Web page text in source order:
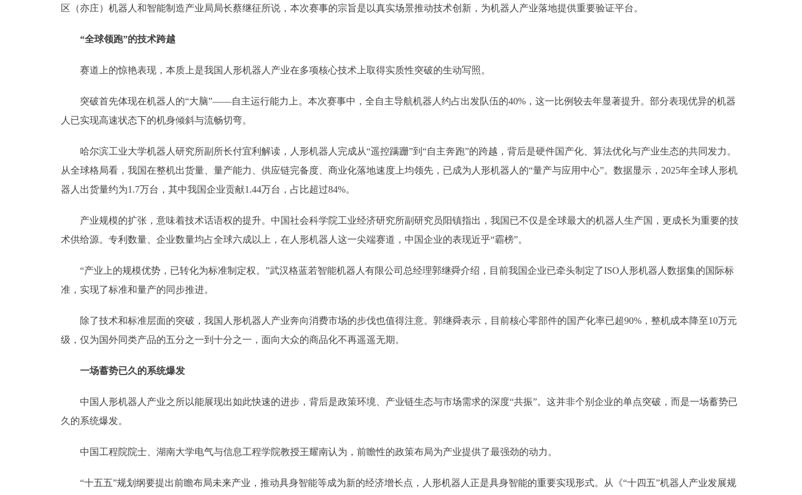
区（亦庄）机器人和智能制造产业局局长蔡继征所说，本次赛事的宗旨是以真实场景推动技术创新，为机器人产业落地提供重要验证平台。
“全球领跑”的技术跨越
赛道上的惊艳表现，本质上是我国人形机器人产业在多项核心技术上取得实质性突破的生动写照。
突破首先体现在机器人的“大脑”——自主运行能力上。本次赛事中，全自主导航机器人约占出发队伍的40%，这一比例较去年显著提升。部分表现优异的机器
人已实现高速状态下的机身倾斜与流畅切弯。
哈尔滨工业大学机器人研究所副所长付宜利解读，人形机器人完成从“遥控蹒跚”到“自主奔跑”的跨越，背后是硬件国产化、算法优化与产业生态的共同发力。
从全球格局看，我国在整机出货量、量产能力、供应链完备度、商业化落地速度上均领先，已成为人形机器人的“量产与应用中心”。数据显示，2025年全球人形机
器人出货量约为1.7万台，其中我国企业贡献1.44万台，占比超过84%。
产业规模的扩张，意味着技术话语权的提升。中国社会科学院工业经济研究所副研究员阳镇指出，我国已不仅是全球最大的机器人生产国，更成长为重要的技
术供给源。专利数量、企业数量均占全球六成以上，在人形机器人这一尖端赛道，中国企业的表现近乎“霸榜”。
“产业上的规模优势，已转化为标准制定权。”武汉格蓝若智能机器人有限公司总经理郭继舜介绍，目前我国企业已牵头制定了ISO人形机器人数据集的国际标
准，实现了标准和量产的同步推进。
除了技术和标准层面的突破，我国人形机器人产业奔向消费市场的步伐也值得注意。郭继舜表示，目前核心零部件的国产化率已超90%，整机成本降至10万元
级，仅为国外同类产品的五分之一到十分之一，面向大众的商品化不再遥遥无期。
一场蓄势已久的系统爆发
中国人形机器人产业之所以能展现出如此快速的进步，背后是政策环境、产业链生态与市场需求的深度“共振”。这并非个别企业的单点突破，而是一场蓄势已
久的系统爆发。
中国工程院院士、湖南大学电气与信息工程学院教授王耀南认为，前瞻性的政策布局为产业提供了最强劲的动力。
“十五五”规划纲要提出前瞻布局未来产业，推动具身智能等成为新的经济增长点，人形机器人正是具身智能的重要实现形式。从《“十四五”机器人产业发展规